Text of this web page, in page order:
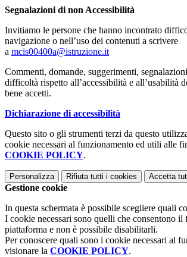
Segnalazioni di non Accessibilità
Invitiamo le persone che hanno incontrato
navigazione o nell’uso dei contenuti a scrivere
a mcis00400a@istruzione.it
Commenti, domande, suggerimenti,
difficoltà rispetto all’accessibilità e all’usabilità
bene accetti.
Dichiarazione di accessibilità
Questo sito o gli strumenti terzi da questo
cookie necessari al funzionamento ed utili alle
COOKIE POLICY.
Personalizza Rifiuta tutti i cookies Accetta
Gestione cookie
In questa schermata è possibile scegliere quali
I cookie necessari sono quelli che consentono il
piattaforma e non è possibile disabilitarli.
Per conoscere quali sono i cookie necessari al
visionare la COOKIE POLICY.